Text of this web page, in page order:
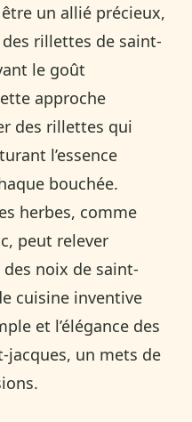
un allié précieux,
rillettes de saint-
le goût
approche
des rillettes qui
l’essence
bouchée.
herbes, comme
peut relever
noix de saint-
cuisine inventive
et l’élégance des
un mets de